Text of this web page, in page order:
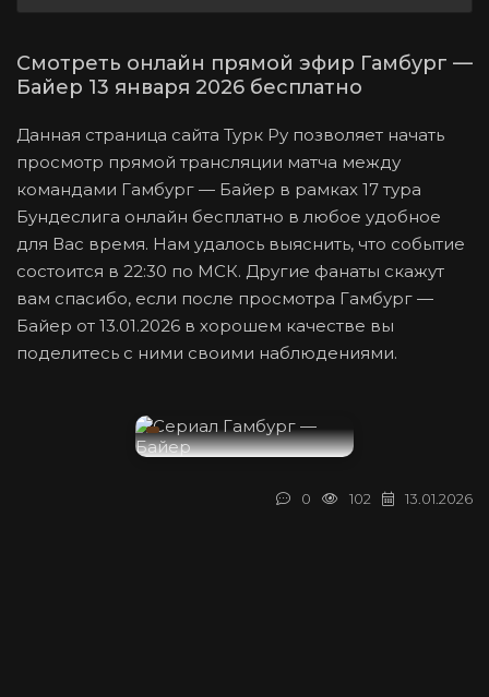
Данная страница сайта Турк Ру позволяет начать
просмотр прямой трансляции матча между
командами Гамбург — Байер в рамках 17 тура
Бундеслига онлайн бесплатно в любое удобное
для Вас время. Нам удалось выяснить, что событие
состоится в 22:30 по МСК. Другие фанаты скажут
вам спасибо, если после просмотра Гамбург —
Байер от 13.01.2026 в хорошем качестве вы
поделитесь с ними своими наблюдениями.
Смотреть онлайн прямой эфир Гамбург —
Байер 13 января 2026 бесплатно
13.01.2026
102
0